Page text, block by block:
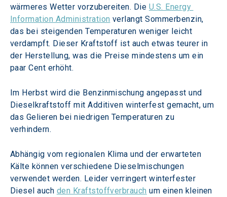
wärmeres Wetter vorzubereiten. Die U.S. Energy
Information Administration verlangt Sommerbenzin,
das bei steigenden Temperaturen weniger leicht
verdampft. Dieser Kraftstoff ist auch etwas teurer in
der Herstellung, was die Preise mindestens um ein
paar Cent erhöht.
Im Herbst wird die Benzinmischung angepasst und
Dieselkraftstoff mit Additiven winterfest gemacht, um
das Gelieren bei niedrigen Temperaturen zu
verhindern.
Abhängig vom regionalen Klima und der erwarteten
Kälte können verschiedene Dieselmischungen
verwendet werden. Leider verringert winterfester
Diesel auch den Kraftstoffverbrauch um einen kleinen